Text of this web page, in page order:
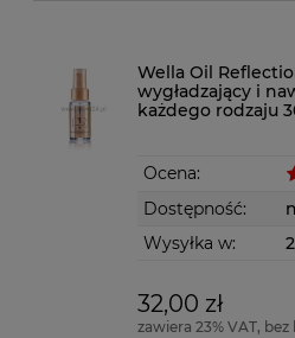
Wella Oil
wygładzający i
każdego rodzaju
Ocena:
Dostępność:
Wysyłka w:
32,00 zł
zawiera 23% VAT,